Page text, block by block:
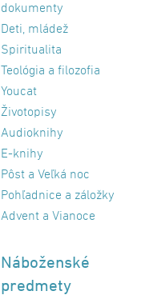
dokumenty
Deti, mládež
Spiritualita
Teológia a filozofia
Youcat
Životopisy
Audioknihy
E-knihy
Pôst a Veľká noc
Pohľadnice a záložky
Advent a Vianoce
Náboženské
predmety